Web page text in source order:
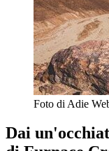
Foto di Adie
Dai